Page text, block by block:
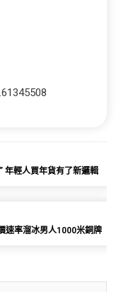
年輕人買年貨有了新邏輯
速率溜冰男人1000米銅牌